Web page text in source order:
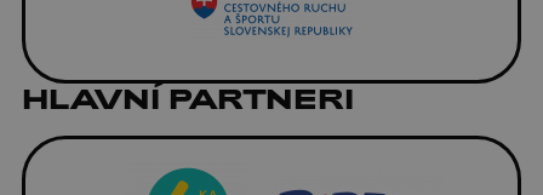
HLAVNÍ PARTNERI